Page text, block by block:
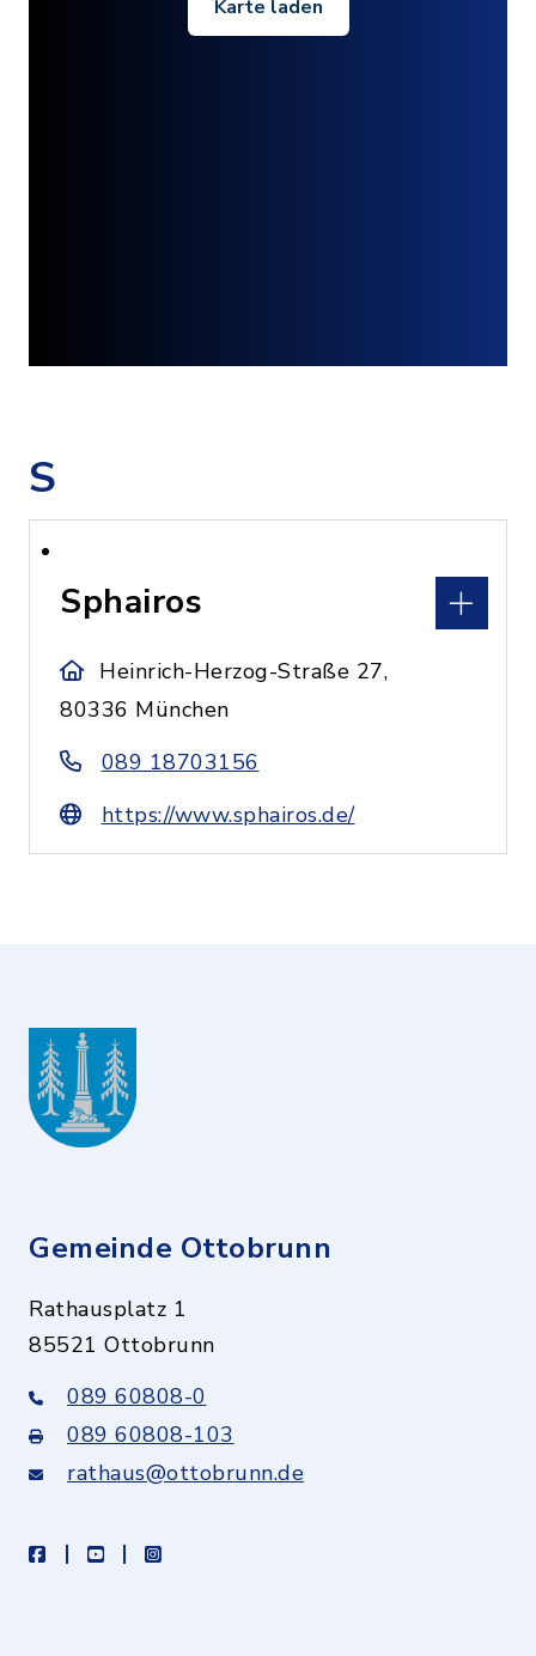
Karte laden
S
Sphairos
Heinrich-Herzog-Straße 27,
80336 München
089 18703156
https://www.sphairos.de/
Gemeinde Ottobrunn
Rathausplatz 1
85521 Ottobrunn
089 60808-0
089 60808-103
rathaus@ottobrunn.de
facebookyoutubeinstagram